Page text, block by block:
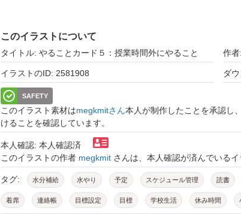
このイラストについて
タイトル: やることカード５：授業時間外にやること 作者:
イラストのID: 2581908 ダ
SAFETY
このイラスト素材はmegkmitさん本人が制作したことを承認し
けることを確認しています。
本人確認: 本人確認済
このイラストの作者 megkmit さんは、本人確認が済んでいるイ
タグ: 水分補給 水やり 予定 スケジュール管理 読書
着席 連絡帳 目標設定 目標 学校生活 休み時間